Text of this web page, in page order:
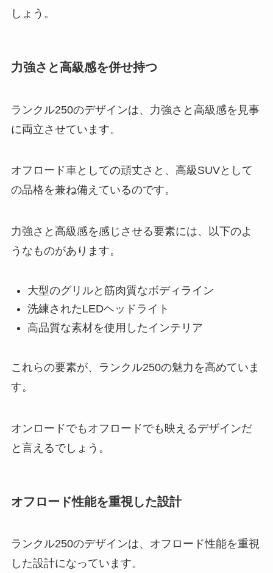
しょう。
力強さと高級感を併せ持つ
ランクル250のデザインは、力強さと高級感を見事
に両立させています。
オフロード車としての頑丈さと、高級SUVとして
の品格を兼ね備えているのです。
力強さと高級感を感じさせる要素には、以下のよ
うなものがあります。
大型のグリルと筋肉質なボディライン
洗練されたLEDヘッドライト
高品質な素材を使用したインテリア
これらの要素が、ランクル250の魅力を高めていま
す。
オンロードでもオフロードでも映えるデザインだ
と言えるでしょう。
オフロード性能を重視した設計
ランクル250のデザインは、オフロード性能を重視
した設計になっています。